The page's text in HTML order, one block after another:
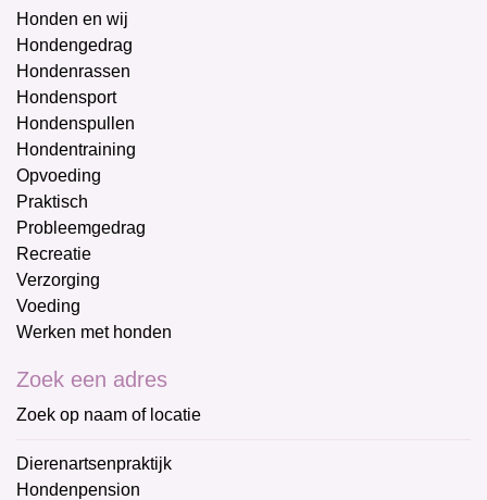
Honden en wij
Hondengedrag
Hondenrassen
Hondensport
Hondenspullen
Hondentraining
Opvoeding
Praktisch
Probleemgedrag
Recreatie
Verzorging
Voeding
Werken met honden
Zoek een adres
Zoek op naam of locatie
Dierenartsenpraktijk
Hondenpension